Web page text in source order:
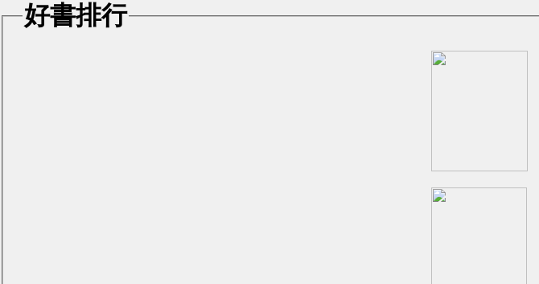
好書排行